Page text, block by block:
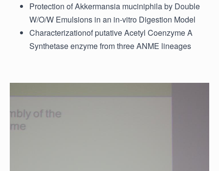
Protection of Akkermansia muciniphila by Double
W/O/W Emulsions in an in-vitro Digestion Model
Characterizationof putative Acetyl Coenzyme A
Synthetase enzyme from three ANME lineages